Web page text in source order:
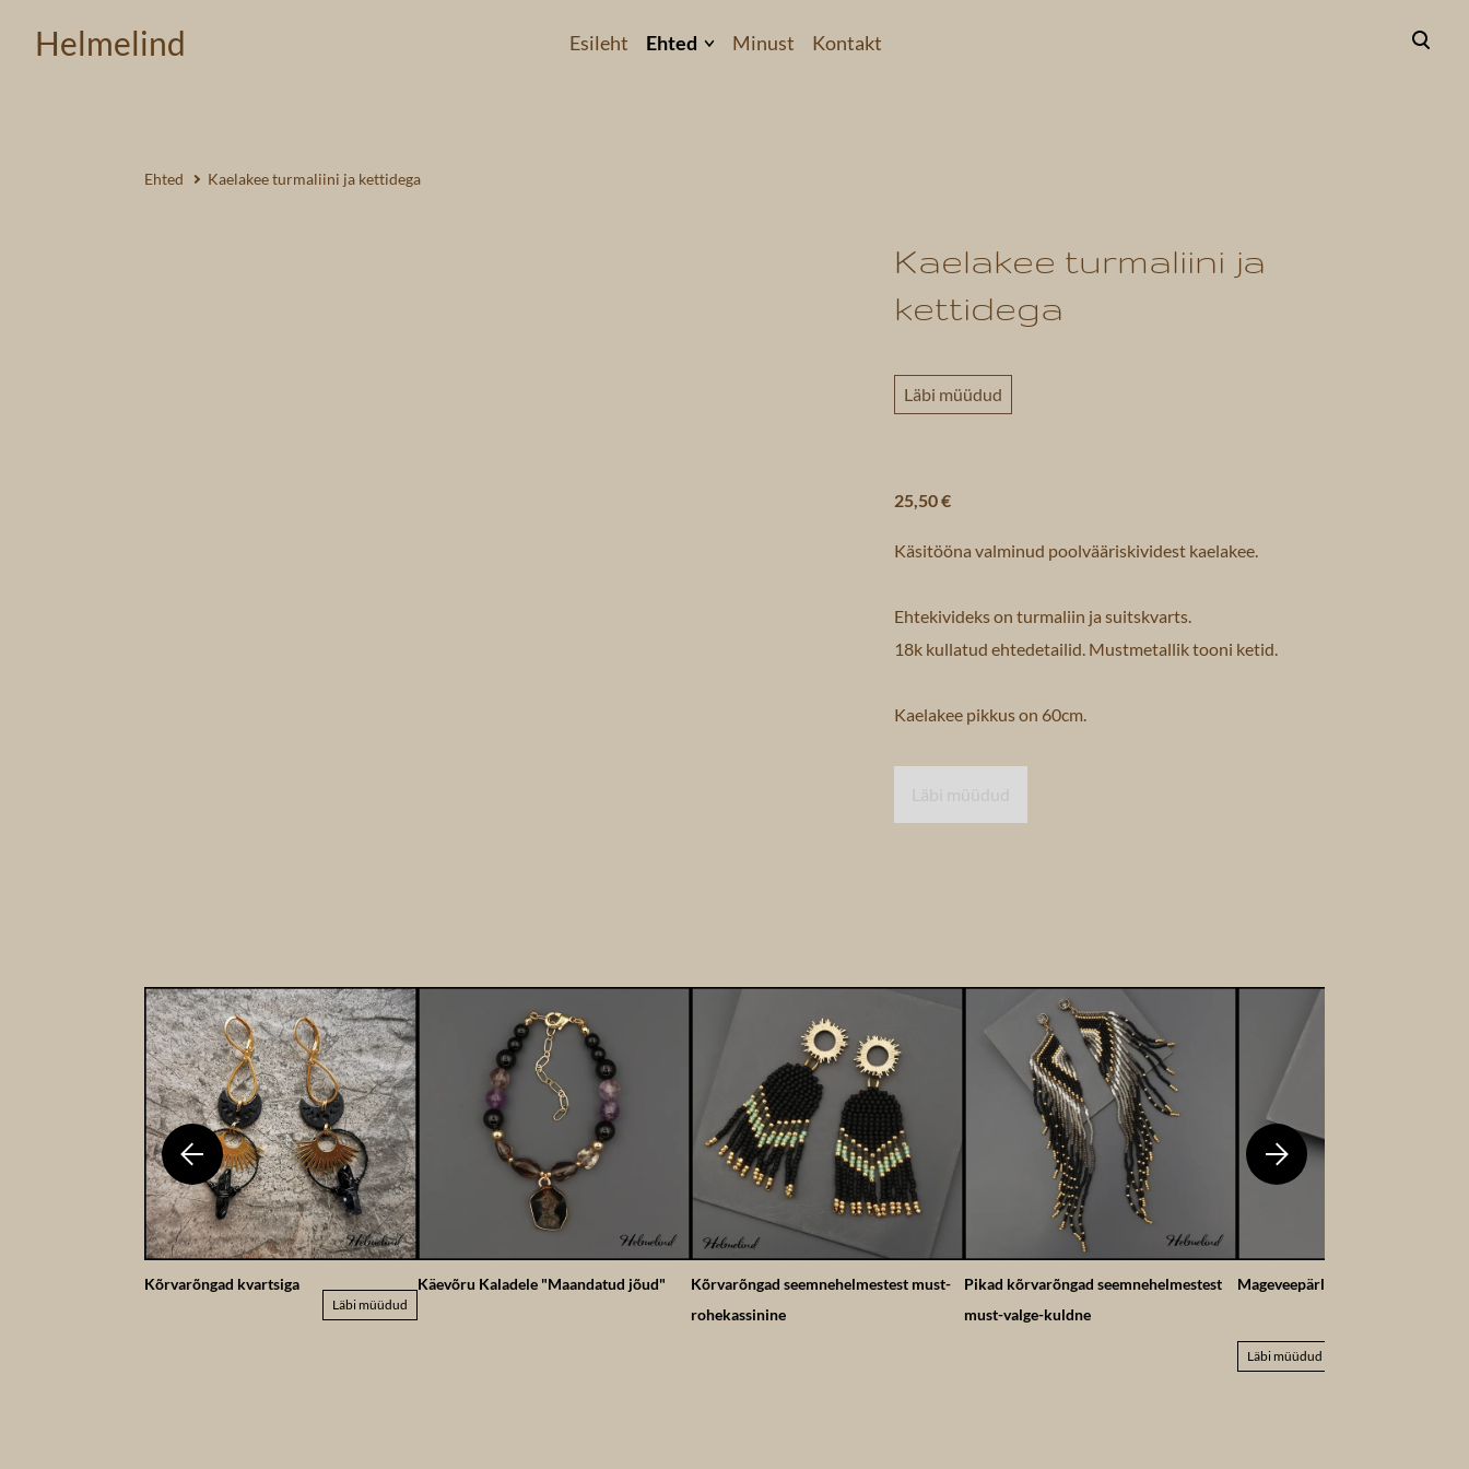
Helmelind Esileht Ehted Minust Kontakt
Ehted Kaelakee turmaliini ja kettidega
Kaelakee turmaliini ja
kettidega
Läbi müüdud
25,50 €
Käsitööna valminud poolvääriskividest kaelakee.
Ehtekivideks on turmaliin ja suitskvarts.
18k kullatud ehtedetailid. Mustmetallik tooni ketid.
Kaelakee pikkus on 60cm.
Kõrvarõngad kvartsiga
Läbi müüdud
Käevõru Kaladele "Maandatud jõud"
Kõrvarõngad seemnehelmestest must-
rohekassinine
Pikad kõrvarõngad seemnehelmestest
must-valge-kuldne
Mageveepärli kobaraga
Läbi müüdud